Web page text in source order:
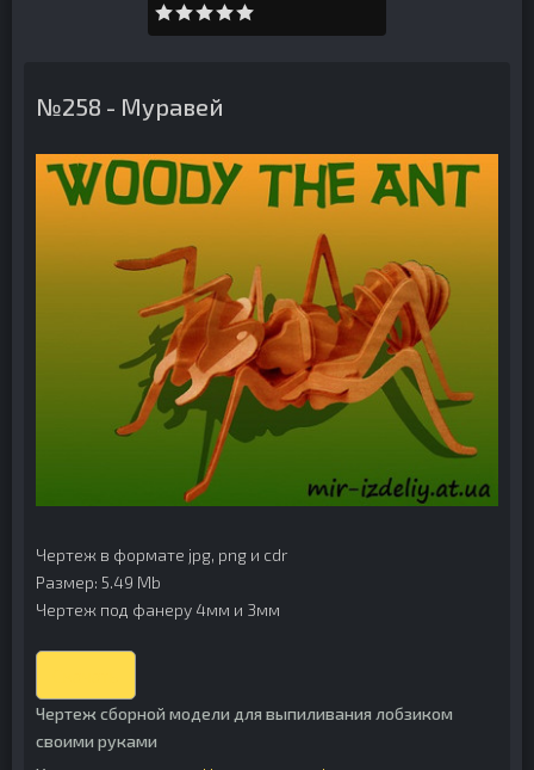
№258 - Муравей
Чертеж в формате jpg, png и cdr
Размер: 5.49 Mb
Чертеж под фанеру 4мм и 3мм
Чертеж сборной модели для выпиливания лобзиком
своими руками